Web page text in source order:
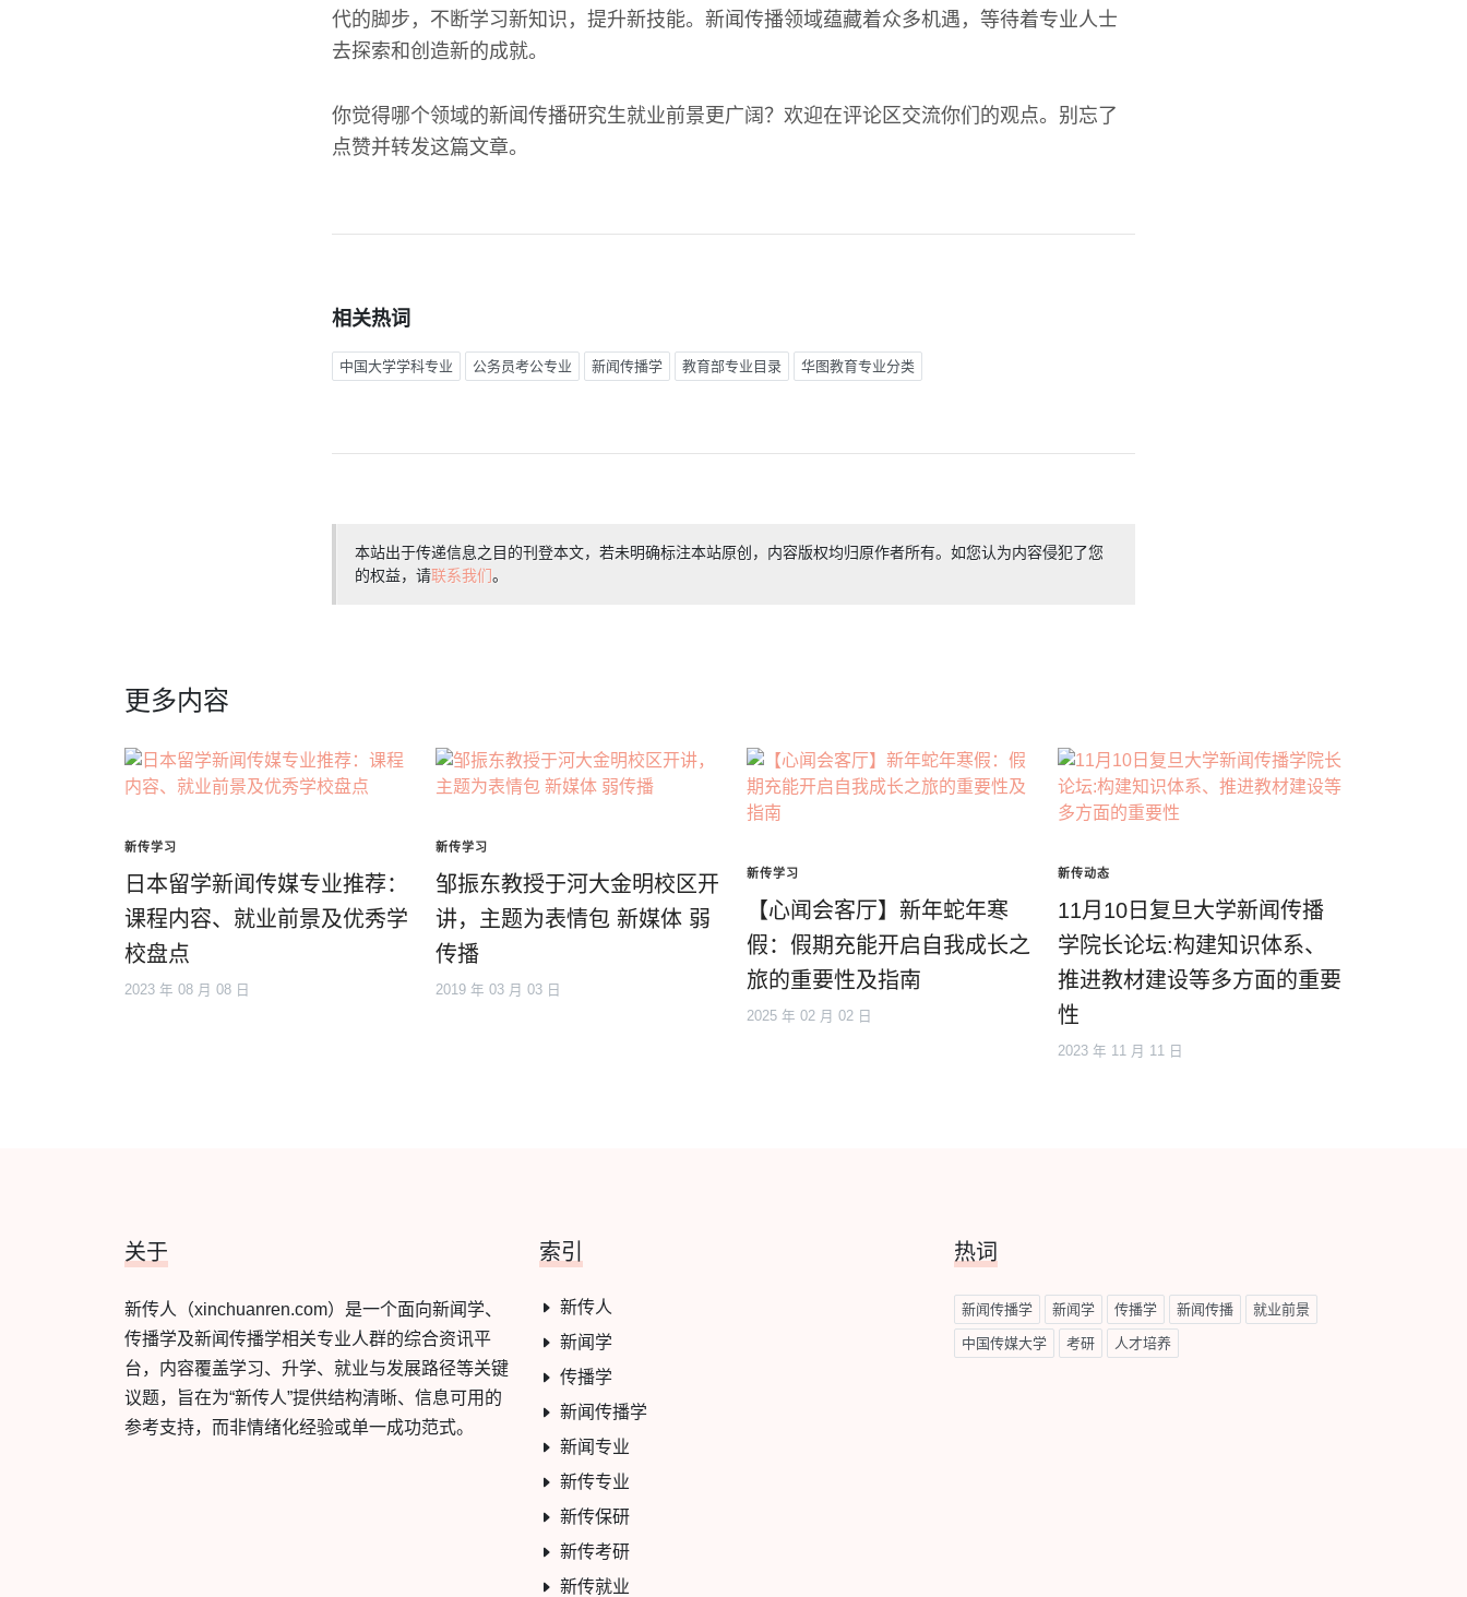
代的脚步，不断学习新知识，提升新技能。新闻传播领域蕴藏着众多机遇，等待着专业人士
去探索和创造新的成就。
你觉得哪个领域的新闻传播研究生就业前景更广阔？欢迎在评论区交流你们的观点。别忘了
点赞并转发这篇文章。
相关热词
中国大学学科专业 公务员考公专业 新闻传播学 教育部专业目录 华图教育专业分类
本站出于传递信息之目的刊登本文，若未明确标注本站原创，内容版权均归原作者所有。如您认为内容侵犯了您
的权益，请联系我们。
更多内容
新传学习
日本留学新闻传媒专业推荐：
课程内容、就业前景及优秀学
校盘点
2023 年 08 月 08 日
新传学习
邹振东教授于河大金明校区开
讲，主题为表情包 新媒体 弱
传播
2019 年 03 月 03 日
新传学习
【心闻会客厅】新年蛇年寒
假：假期充能开启自我成长之
旅的重要性及指南
2025 年 02 月 02 日
新传动态
11月10日复旦大学新闻传播
学院长论坛:构建知识体系、
推进教材建设等多方面的重要
性
2023 年 11 月 11 日
关于
新传人（xinchuanren.com）是一个面向新闻学、
传播学及新闻传播学相关专业人群的综合资讯平
台，内容覆盖学习、升学、就业与发展路径等关键
议题，旨在为“新传人”提供结构清晰、信息可用的
参考支持，而非情绪化经验或单一成功范式。
索引
新传人
新闻学
传播学
新闻传播学
新闻专业
新传专业
新传保研
新传考研
新传就业
热词
新闻传播学 新闻学 传播学 新闻传播 就业前景
中国传媒大学 考研 人才培养